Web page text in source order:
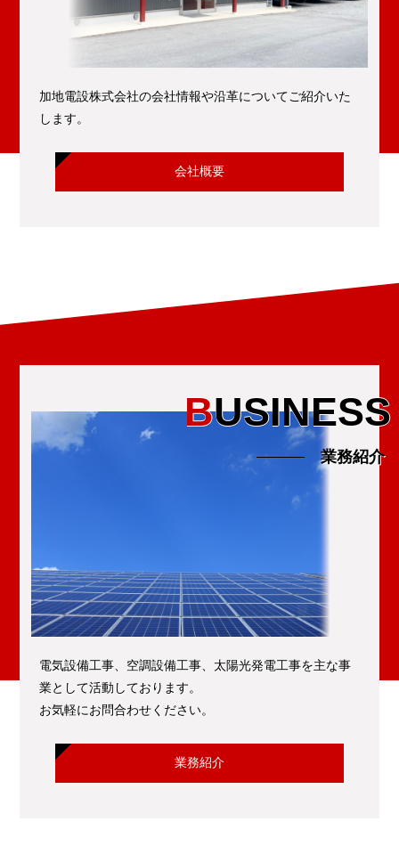
加地電設株式会社の会社情報や沿革についてご紹介いた
します。
会社概要
BUSINESS
業務紹介
電気設備工事、空調設備工事、太陽光発電工事を主な事
業として活動しております。
お気軽にお問合わせください。
業務紹介